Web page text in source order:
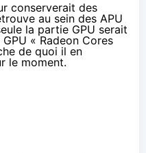
conserverait des
au sein des APU
la partie GPU serait
« Radeon Cores
de quoi il en
le moment.